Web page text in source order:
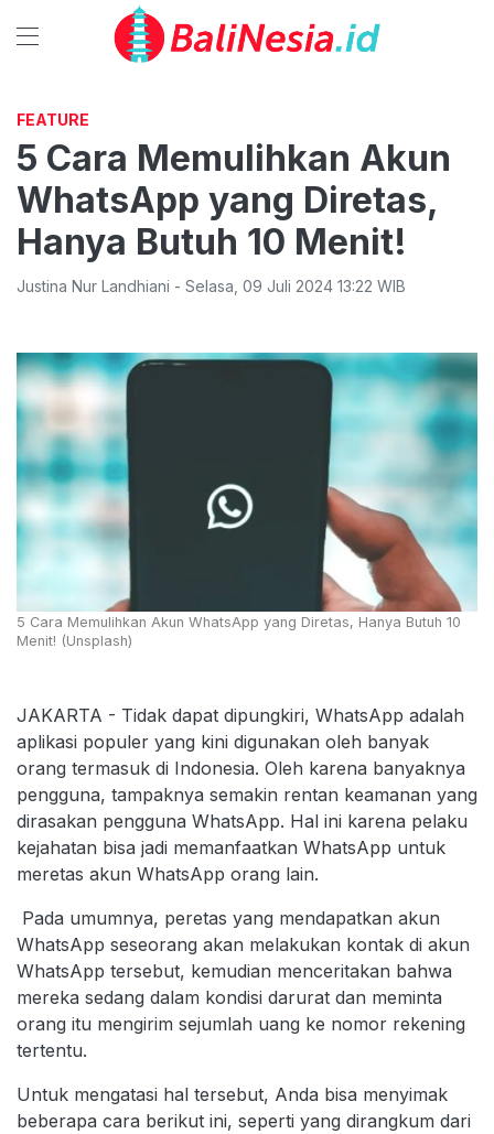
FEATURE
5 Cara Memulihkan Akun
WhatsApp yang Diretas,
Hanya Butuh 10 Menit!
Justina Nur Landhiani - Selasa 09 Juli 2024 13:22 WIB
5 Cara Memulihkan Akun WhatsApp yang Diretas, Hanya Butuh 10
Menit! (Unsplash)
JAKARTA - Tidak dapat dipungkiri, WhatsApp adalah
aplikasi populer yang kini digunakan oleh banyak
orang termasuk di Indonesia. Oleh karena banyaknya
pengguna, tampaknya semakin rentan keamanan yang
dirasakan pengguna WhatsApp. Hal ini karena pelaku
kejahatan bisa jadi memanfaatkan WhatsApp untuk
meretas akun WhatsApp orang lain.
Pada umumnya, peretas yang mendapatkan akun
WhatsApp seseorang akan melakukan kontak di akun
WhatsApp tersebut, kemudian menceritakan bahwa
mereka sedang dalam kondisi darurat dan meminta
orang itu mengirim sejumlah uang ke nomor rekening
tertentu.
Untuk mengatasi hal tersebut, Anda bisa menyimak
beberapa cara berikut ini, seperti yang dirangkum dari